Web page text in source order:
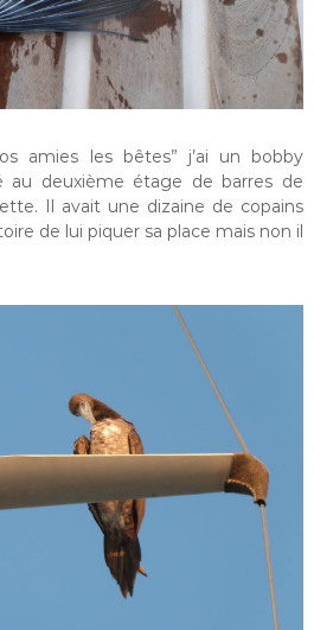
amies les bêtes” j’ai un bobby
au deuxième étage de barres de
Il avait une dizaine de copains
de lui piquer sa place mais non il